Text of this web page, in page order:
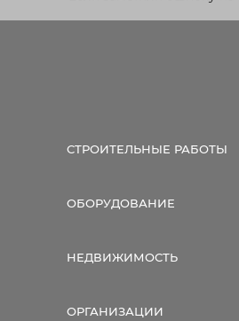
СТРОИТЕЛЬНЫЕ РАБОТЫ
ОБОРУДОВАНИЕ
НЕДВИЖИМОСТЬ
ОРГАНИЗАЦИИ